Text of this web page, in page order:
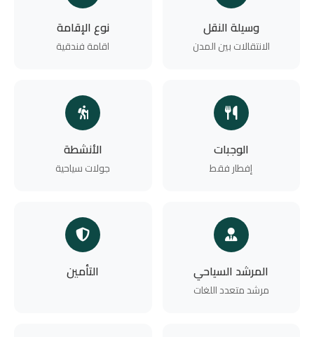
وسيلة النقل
الانتقالات بين المدن
نوع الإقامة
اقامة فندقية
الوجبات
إفطار فقط
الأنشطة
جولات سياحية
المرشد السياحي
مرشد متعدد اللغات
التأمين